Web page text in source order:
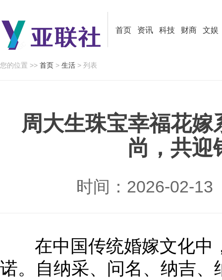
首页 资讯 科技 财商 文娱
您的位置 >> 首页 > 生活 > 列表
周大生珠宝幸福花
尚，共迎
时间：2026-02-
在中国传统婚嫁文化中
诺。自纳采、问名、纳吉